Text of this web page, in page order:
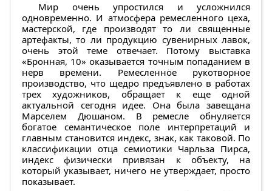
Мир очень упростился и усложнился
одновременно. И атмосфера ремесленного цеха,
мастерской, где производят то ли священные
артефакты, то ли продукцию сувенирных лавок,
очень этой теме отвечает. Потому выставка
«Бронная, 10» оказывается точным попаданием в
нерв времени. Ремесленное рукотворное
производство, что щедро предъявлено в работах
трех художников, обращает к еще одной
актуальной сегодня идее. Она была завещана
Марселем Дюшаном. В ремесле обнуляется
богатое семантическое поле интерпретаций и
главным становится индекс, знак, как таковой. По
классификации отца семиотики Чарльза Пирса,
индекс физически привязан к объекту, на
который указывает, ничего не утверждает, просто
показывает.